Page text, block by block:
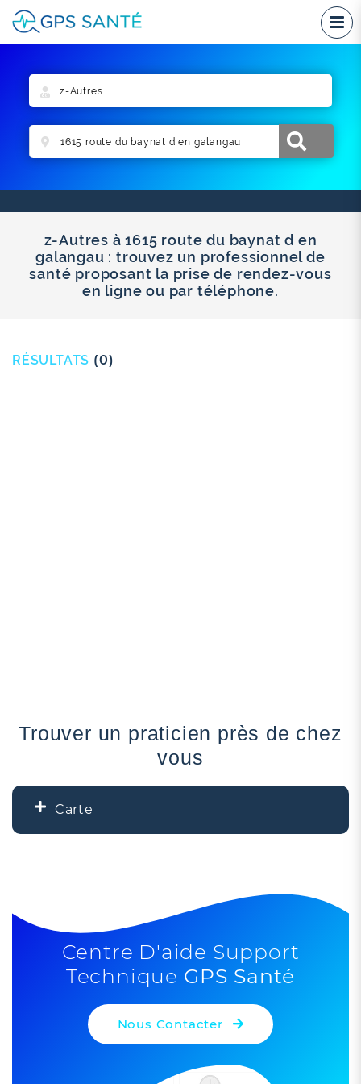
z-Autres à 1615 route du baynat d en
galangau : trouvez un professionnel de
santé proposant la prise de rendez-vous
en ligne ou par téléphone.
RÉSULTATS (0)
Trouver un praticien près de chez
vous
Carte
Leaflet| ©OpenStreetMap
Centre D'aide Support
Technique GPS Santé
Nous Contacter